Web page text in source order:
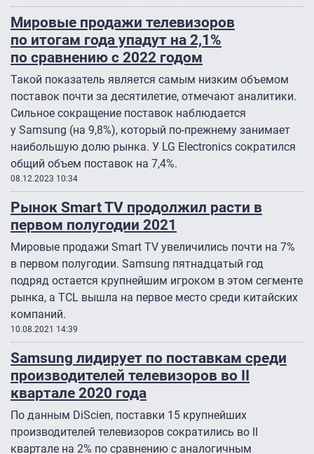
Мировые продажи телевизоров
по итогам года упадут на 2,1%
по сравнению с 2022 годом
Такой показатель является самым низким объемом
поставок почти за десятилетие, отмечают аналитики.
Сильное сокращение поставок наблюдается
у Samsung (на 9,8%), который по-прежнему занимает
наибольшую долю рынка. У LG Electronics сократился
общий объем поставок на 7,4%.
08.12.2023 10:34
Рынок Smart TV продолжил расти в
первом полугодии 2021
Мировые продажи Smart TV увеличились почти на 7%
в первом полугодии. Samsung пятнадцатый год
подряд остается крупнейшим игроком в этом сегменте
рынка, а TCL вышла на первое место среди китайских
компаний.
10.08.2021 14:39
Samsung лидирует по поставкам среди
производителей телевизоров во II
квартале 2020 года
По данным DiScien, поставки 15 крупнейших
производителей телевизоров сократились во II
квартале на 2% по сравнению с аналогичным